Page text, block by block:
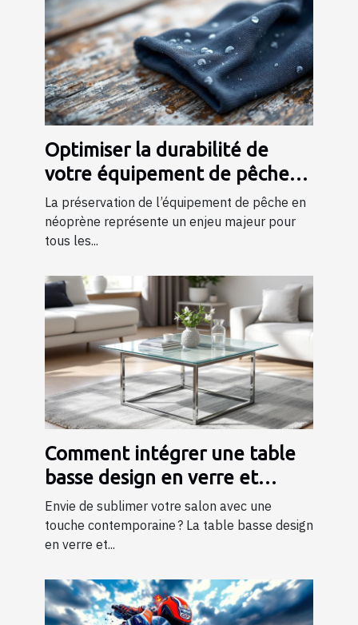
Optimiser la durabilité de
votre équipement de pêche
en néoprène
La préservation de l’équipement de pêche en
néoprène représente un enjeu majeur pour
tous les...
Comment intégrer une table
basse design en verre et
métal dans votre salon ?
Envie de sublimer votre salon avec une
touche contemporaine ? La table basse design
en verre et...